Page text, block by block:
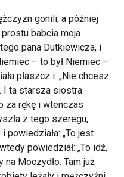
gonili, a później
babcia moja
tego pana Dutkiewicza, i
– to był Niemiec –
płaszcz i: „Nie chcesz
I ta starsza siostra
za rękę i wtenczas
z tego szeregu,
powiedziała: „To jest
powiedział: „To idź,
na Moczydło. Tam już